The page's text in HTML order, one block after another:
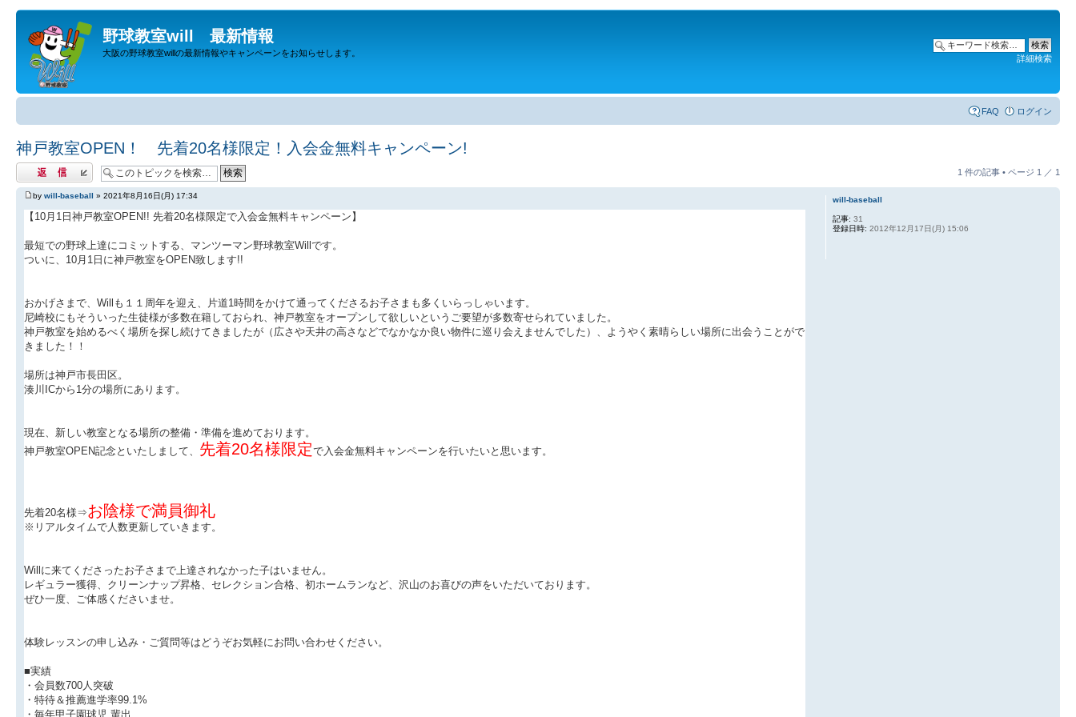
野球教室will 最新情報
大阪の野球教室willの最新情報やキャンペーンをお知らせします。
詳細検索
FAQ ログイン
神戸教室OPEN！ 先着20名様限定！入会金無料キャンペーン!
返信する 1 件の記事 • ページ 1 ／ 1
by will-baseball » 2021年8月16日(月) 17:34
【10月1日神戸教室OPEN!! 先着20名様限定で入会金無料キャンペーン】
最短での野球上達にコミットする、マンツーマン野球教室Willです。
ついに、10月1日に神戸教室をOPEN致します!!
おかげさまで、Willも１１周年を迎え、片道1時間をかけて通ってくださるお子さまも多くいらっしゃいます。
尼崎校にもそういった生徒様が多数在籍しておられ、神戸教室をオープンして欲しいというご要望が多数寄せられていました。
神戸教室を始めるべく場所を探し続けてきましたが（広さや天井の高さなどでなかなか良い物件に巡り会えませんでした）、ようやく素晴らしい場所に出会うことがで
きました！！
場所は神戸市長田区。
湊川ICから1分の場所にあります。
現在、新しい教室となる場所の整備・準備を進めております。
神戸教室OPEN記念といたしまして、 先着20名様限定で入会金無料キャンペーンを行いたいと思います。
先着20名様⇒ お陰様で満員御礼
※リアルタイムで人数更新していきます。
Willに来てくださったお子さまで上達されなかった子はいません。
レギュラー獲得、クリーンナップ昇格、セレクション合格、初ホームランなど、沢山のお喜びの声をいただいております。
ぜひ一度、ご体感くださいませ。
体験レッスンの申し込み・ご質問等はどうぞお気軽にお問い合わせください。
■実績
・会員数700人突破
・特待＆推薦進学率99.1%
・毎年甲子園球児 輩出
will-baseball
記事: 31
登録日時: 2012年12月17日(月) 15:06